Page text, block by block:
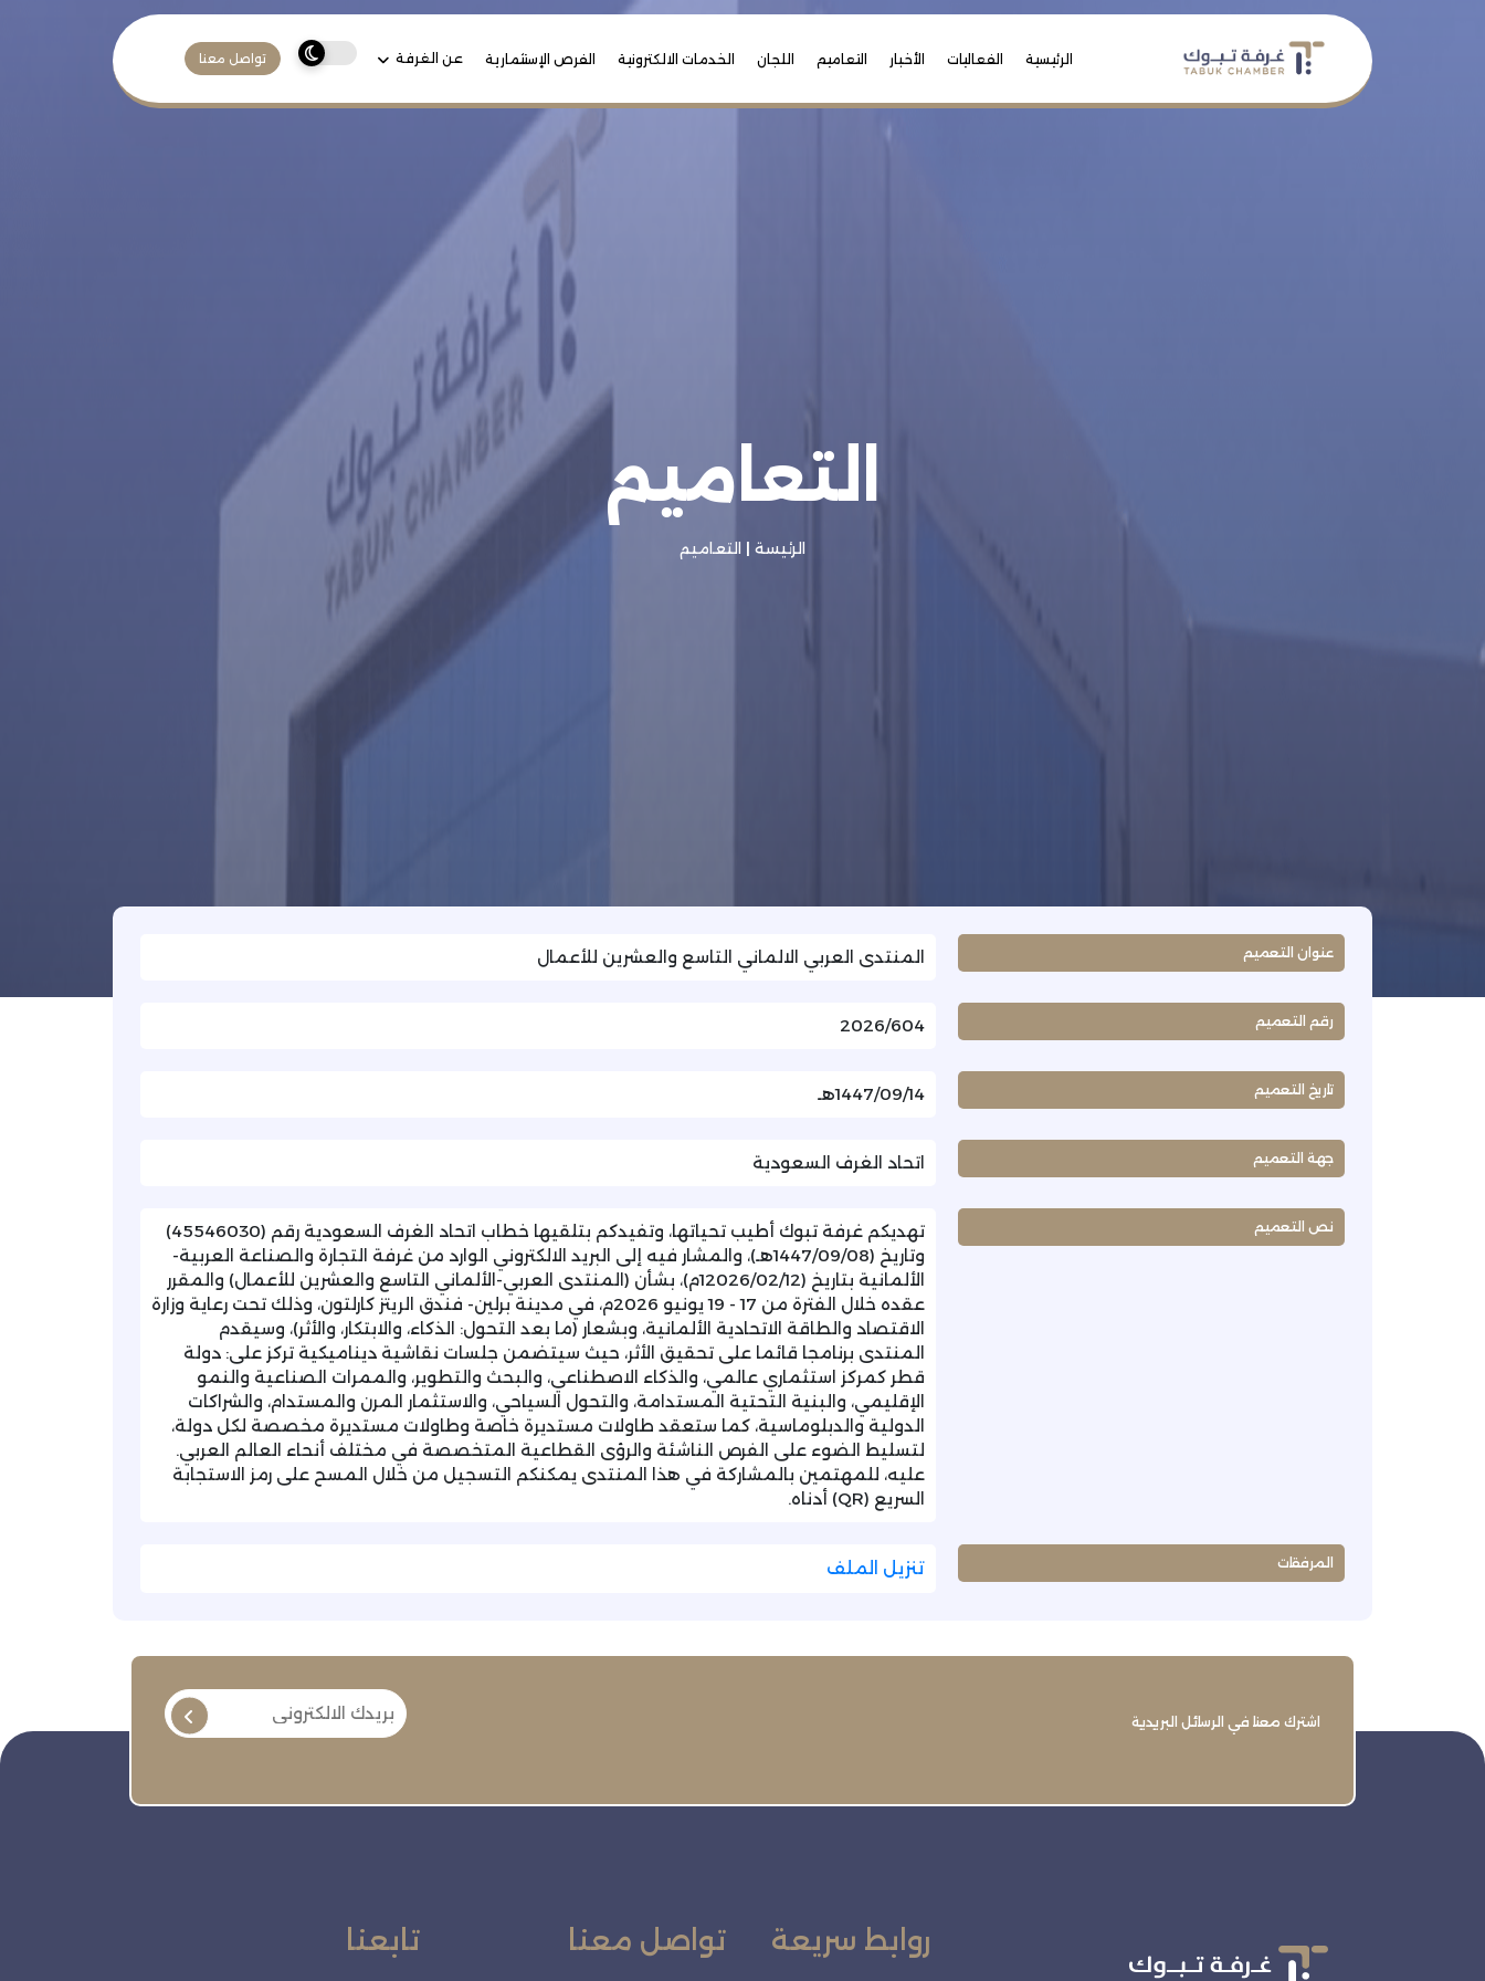
الرئيسية الفعاليات الأخبار التعاميم اللجان الخدمات الالكترونية الفرص الإستثمارية عن الغرفة تواصل معنا
التعاميم
الرئيسة | التعاميم
عنوان التعميم المنتدى العربي الالماني التاسع والعشرين للأعمال
رقم التعميم 2026/604
تاريخ التعميم 1447/09/14هـ
جهة التعميم اتحاد الغرف السعودية
نص التعميم
تهديكم غرفة تبوك أطيب تحياتها، وتفيدكم بتلقيها خطاب اتحاد الغرف السعودية رقم (45546030)
وتاريخ (1447/09/08هـ)، والمشار فيه إلى البريد الالكتروني الوارد من غرفة التجارة والصناعة العربية-
الألمانية بتاريخ (12026/02/12م)، بشأن (المنتدى العربي-الألماني التاسع والعشرين للأعمال) والمقرر
عقده خلال الفترة من 17 - 19 يونيو 2026م، في مدينة برلين- فندق الريتز كارلتون، وذلك تحت رعاية وزارة
الاقتصاد والطاقة الاتحادية الألمانية، وبشعار (ما بعد التحول: الذكاء، والابتكار، والأثر)، وسيقدم
المنتدى برنامجا قائما على تحقيق الأثر، حيث سيتضمن جلسات نقاشية ديناميكية تركز على: دولة
قطر كمركز استثماري عالمي، والذكاء الاصطناعي، والبحث والتطوير، والممرات الصناعية والنمو
الإقليمي، والبنية التحتية المستدامة، والتحول السياحي، والاستثمار المرن والمستدام، والشراكات
الدولية والدبلوماسية، كما ستعقد طاولات مستديرة خاصة وطاولات مستديرة مخصصة لكل دولة،
لتسليط الضوء على الفرص الناشئة والرؤى القطاعية المتخصصة في مختلف أنحاء العالم العربي.
عليه، للمهتمين بالمشاركة في هذا المنتدى يمكنكم التسجيل من خلال المسح على رمز الاستجابة
السريع (QR) أدناه.
المرفقات تنزيل الملف
اشترك معنا في الرسائل البريدية
روابط سريعة تواصل معنا تابعنا